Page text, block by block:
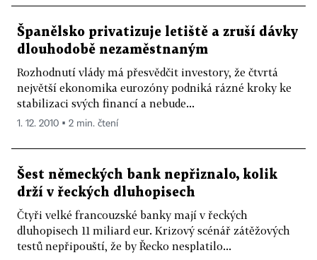
Španělsko privatizuje letiště a zruší dávky
dlouhodobě nezaměstnaným
Rozhodnutí vlády má přesvědčit investory, že čtvrtá
největší ekonomika eurozóny podniká rázné kroky ke
stabilizaci svých financí a nebude...
1. 12. 2010 ▪ 2 min. čtení
Šest německých bank nepřiznalo, kolik
drží v řeckých dluhopisech
Čtyři velké francouzské banky mají v řeckých
dluhopisech 11 miliard eur. Krizový scénář zátěžových
testů nepřipouští, že by Řecko nesplatilo...